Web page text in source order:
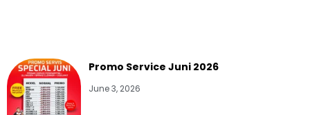
Promo Service Juni 2026
June 3, 2026